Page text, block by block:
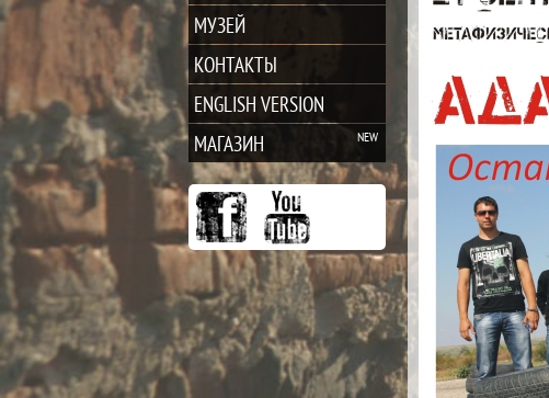
МУЗЕЙ
КОНТАКТЫ
ENGLISH VERSION
МАГАЗИН